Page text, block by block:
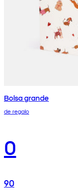
Bolsa grande
de regalo
0
90